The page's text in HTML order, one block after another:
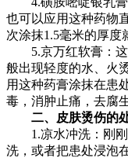
也可以应用这种药物
次涂抹1.5毫米的厚度
5.京万红软膏：这
般出现轻度的水、火
用这种药膏涂抹在患
毒，消肿止痛，去腐
二、皮肤烫伤的
1.凉水冲洗：刚刚
洗，或者把患处浸泡